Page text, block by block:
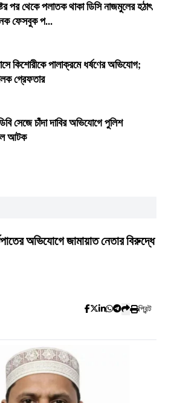
পর থেকে পলাতক থাকা ডিসি নাজমুলের হঠাৎ
ফেসবুক প...
কিশোরীকে পালাক্রমে ধর্ষণের অভিযোগ;
গ্রেফতার
সেজে চাঁদা দাবির অভিযোগে পুলিশ
আটক
অভিযোগে জামায়াত নেতার বিরুদ্ধে
প্রিন্ট